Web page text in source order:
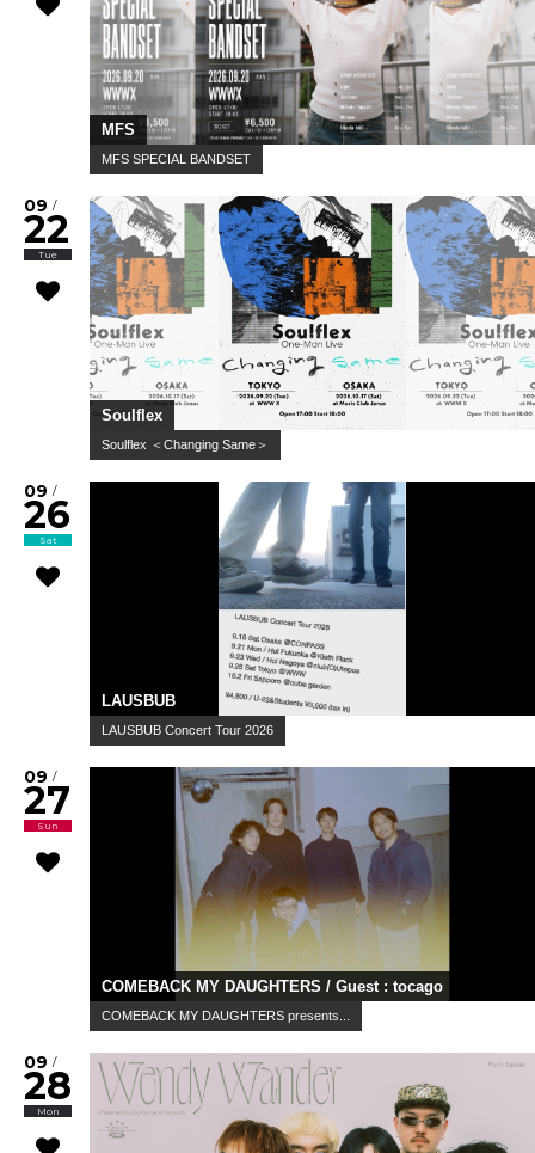
MFS
MFS SPECIAL BANDSET
09 /
22
Tue
Soulflex
Soulflex ＜Changing Same＞
09 /
26
Sat
LAUSBUB
LAUSBUB Concert Tour 2026
09 /
27
Sun
COMEBACK MY DAUGHTERS / Guest : tocago
COMEBACK MY DAUGHTERS presents...
09 /
28
Mon